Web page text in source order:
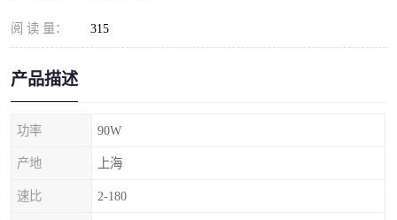
阅 读 量： 315
产品描述
功率 90W
产地 上海
速比 2-180